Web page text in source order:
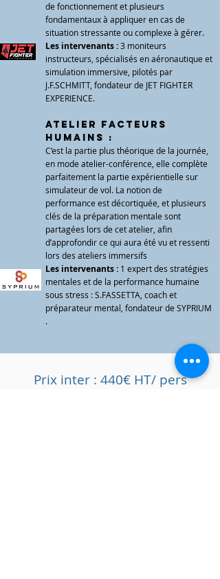
de fonctionnement et plusieurs
fondamentaux à appliquer en cas de
situation stressante ou complexe à gérer.
Les intervenants :3 moniteurs
instructeurs, spécialisés en aéronautique et
simulation immersive, pilotés par
J.F.SCHMITT, fondateur de JET FIGHTER
EXPERIENCE.
Atelier FACTEURS
HUMAINS :
C’est la partie plus théorique de la journée,
en mode atelier-conférence, elle complète
parfaitement la partie expérientielle sur
simulateur de vol. La notion de
performance est décortiquée, et plusieurs
clés de la préparation mentale sont
partagées lors de cet atelier, afin
d’approfondir ce qui aura été vu et ressenti
lors des ateliers immersifs
Les intervenants : 1 expert des stratégies
mentales et de la performance humaine
sous stress : S.FASSETTA, coach et
préparateur mental, fondateur de SYPRIUM​
.
Prix inter : 440€ HT/ pers